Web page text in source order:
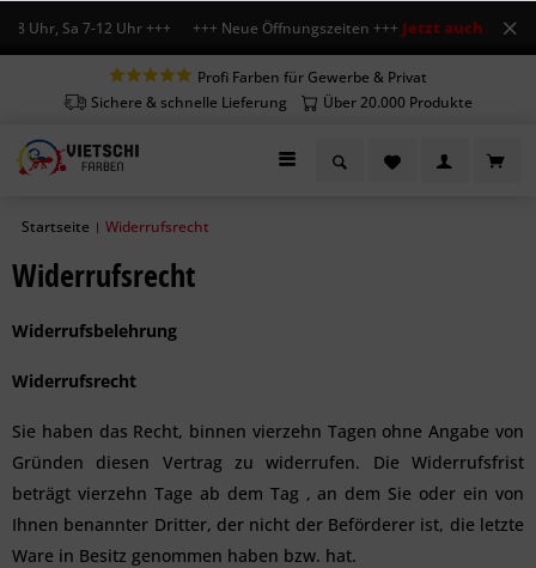
Uhr, Sa 7-12 Uhr +++ +++ Neue Öffnungszeiten +++Jetzt auch Sa
Profi Farben für Gewerbe & Privat
Sichere & schnelle Lieferung
Über 20.000 Produkte
Startseite | Widerrufsrecht
Widerrufsrecht
Widerrufsbelehrung
Widerrufsrecht
Sie haben das Recht, binnen vierzehn Tagen ohne Angabe von
Gründen diesen Vertrag zu widerrufen. Die Widerrufsfrist
beträgt vierzehn Tage ab dem Tag , an dem Sie oder ein von
Ihnen benannter Dritter, der nicht der Beförderer ist, die letzte
Ware in Besitz genommen haben bzw. hat.